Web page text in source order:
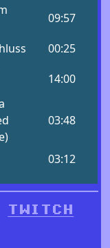
TWITCH